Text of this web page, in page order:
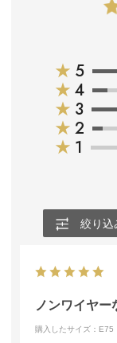
★ 5
★ 4
★ 3
★ 2
★ 1
絞り込
ノンワイヤー
購入したサイズ：E75